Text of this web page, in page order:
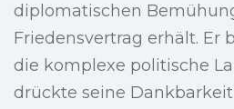
diplomatischen
Friedensvertrag erhält. Er
die komplexe politische
drückte seine